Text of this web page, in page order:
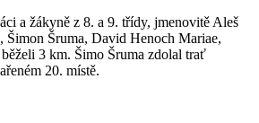
a žákyně z 8. a 9. třídy, jmenovitě Aleš
Šimon Šruma, David Henoch Mariae,
3 km. Šimo Šruma zdolal trať
20. místě.